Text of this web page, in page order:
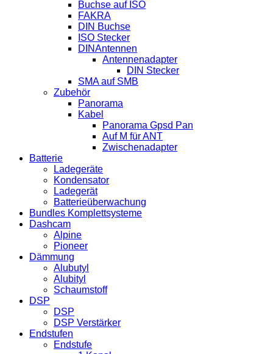
Buchse auf ISO
FAKRA
DIN Buchse
ISO Stecker
DINAntennen
Antennenadapter
DIN Stecker
SMA auf SMB
Zubehör
Panorama
Kabel
Panorama Gpsd Pan
Auf M für ANT
Zwischenadapter
Batterie
Ladegeräte
Kondensator
Ladegerät
Batterieüberwachung
Bundles Komplettsysteme
Dashcam
Alpine
Pioneer
Dämmung
Alubutyl
Alubityl
Schaumstoff
DSP
DSP
DSP Verstärker
Endstufen
Endstufe